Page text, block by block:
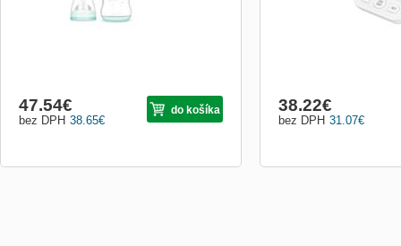
38.65€
bez DPH
47.54€ do košíka
31.07€
bez DPH
38.22€